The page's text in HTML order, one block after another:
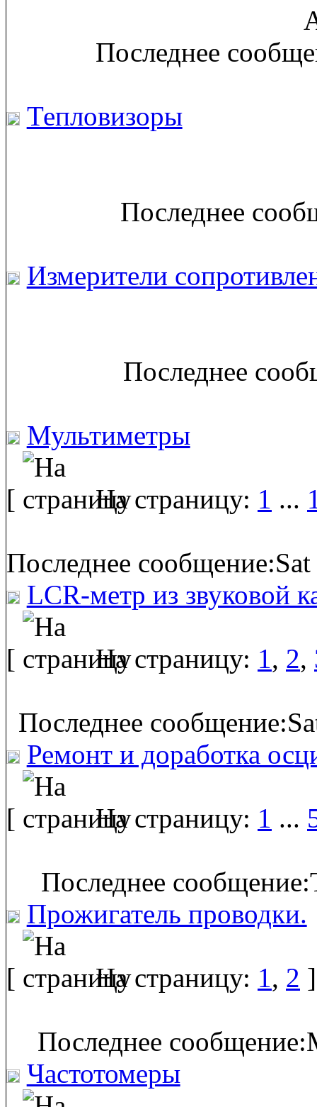
Последнее
Тепловизоры
Последнее
Измерители
Последнее
Мультиметры
[ На страницу: 1 ...
Последнее
LCR-метр из звуковой
[ На страницу: 1, 2,
Последнее
Ремонт и доработка
[ На страницу: 1 ...
Последнее
Прожигатель проводки.
[ На страницу: 1, 2 ]
Последнее
Частотомеры